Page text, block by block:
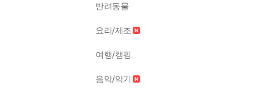
반려동물
요리/제조
여행/캠핑
음악/악기